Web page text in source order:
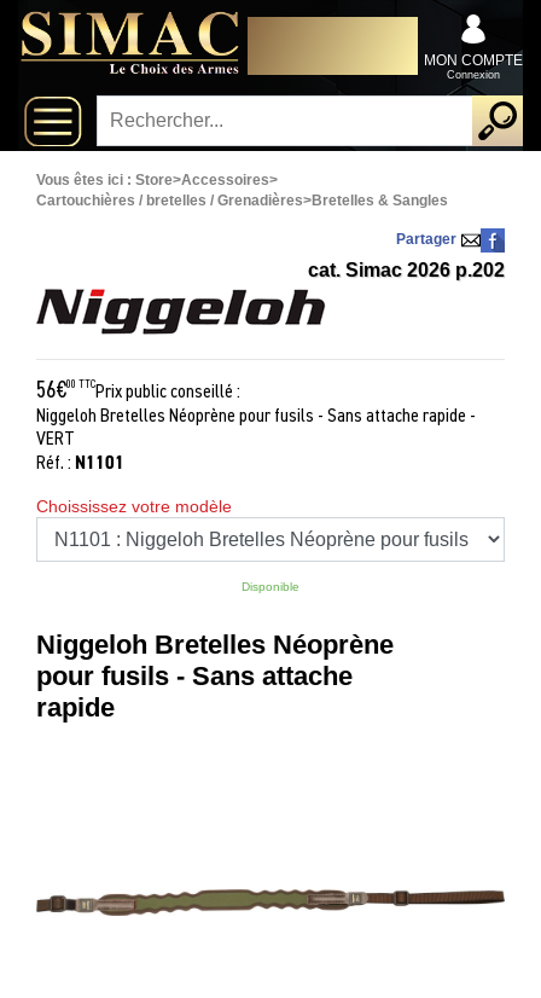
Arrivages
Nouveautés
Promotions
Top
ventes
Fusils-
chasse
‣
Armes
De
Grande
Chasse
‣
Armes
De Tir‣
Accessoires
‣
xFermer
MON COMPTE
Connexion
Vous êtes ici : Store>Accessoires>
Cartouchières / bretelles / Grenadières>Bretelles & Sangles
Niggeloh Bretelles Néoprène
pour fusils - Sans attache
rapide
Partager
cat. Simac 2026 p.202
Prix public conseillé :
56€00 TTC
Niggeloh Bretelles Néoprène pour fusils - Sans attache rapide -
VERT
Réf. : N1101
Choississez votre modèle
Disponible